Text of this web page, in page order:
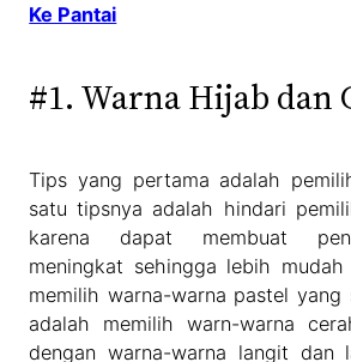
Ke Pantai
#1. Warna Hijab dan
Tips yang pertama adalah
satu tipsnya adalah hindari
karena dapat membuat
meningkat sehingga lebih mudah
memilih warna-warna pastel yang
adalah memilih warn-warna
dengan warna-warna langit dan